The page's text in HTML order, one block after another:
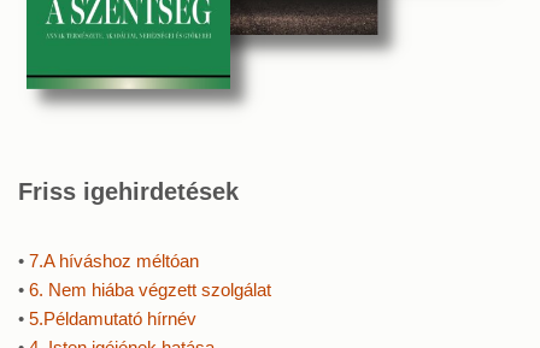
Friss igehirdetések
• 7.A híváshoz méltóan
• 6. Nem hiába végzett szolgálat
• 5.Példamutató hírnév